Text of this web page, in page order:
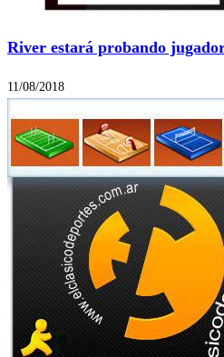
River estará probando
11/08/2018